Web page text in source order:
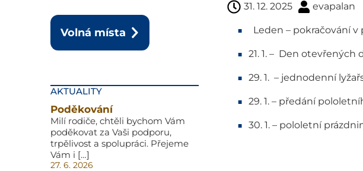
Volná místa
AKTUALITY
Poděkování
Milí rodiče, chtěli bychom Vám
poděkovat za Vaši podporu,
trpělivost a spolupráci. Přejeme
Vám i […]
27. 6. 2026
31. 12. 2025 evapalan
Leden – pokračování v
21. 1. – Den otevřených
29. 1. – jednodenní
29. 1. – předání
30. 1. – pololetní